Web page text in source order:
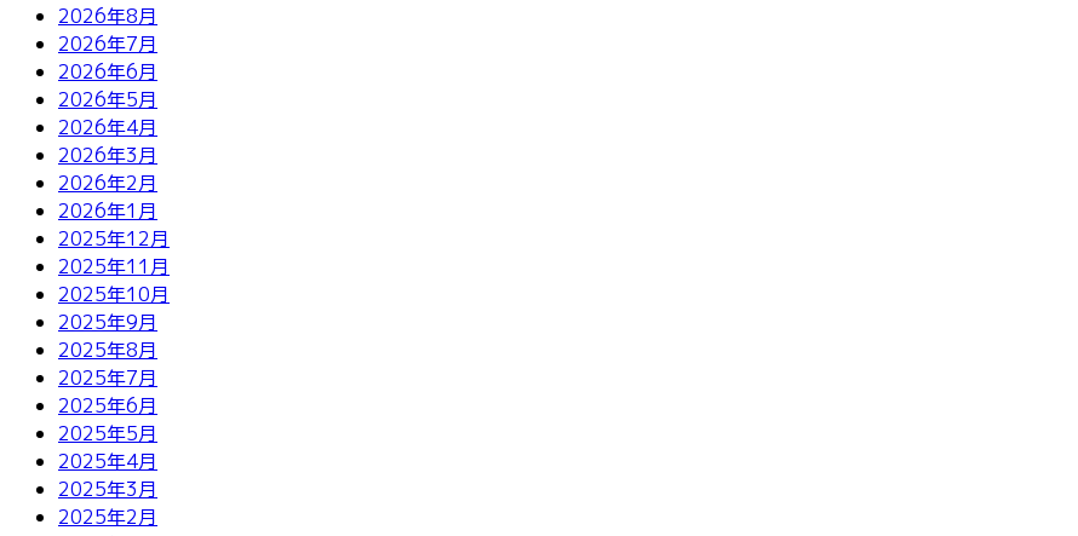
2026年8月
2026年7月
2026年6月
2026年5月
2026年4月
2026年3月
2026年2月
2026年1月
2025年12月
2025年11月
2025年10月
2025年9月
2025年8月
2025年7月
2025年6月
2025年5月
2025年4月
2025年3月
2025年2月